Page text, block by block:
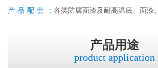
产品配套： 各类防腐面漆及耐高温底、面漆。
产品用途
product application